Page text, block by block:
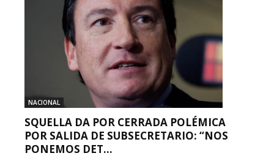
NACIONAL
SQUELLA DA POR CERRADA POLÉMICA
POR SALIDA DE SUBSECRETARIO: “NOS
PONEMOS DET...